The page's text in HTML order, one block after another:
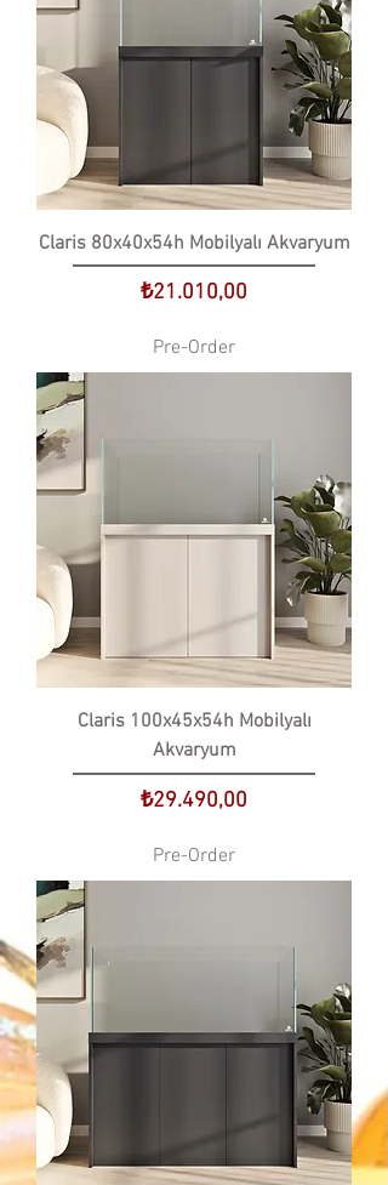
Claris 80x40x54h Mobilyalı Akvaryum
Price
₺21.010,00
Pre-Order
Claris 100x45x54h Mobilyalı
Akvaryum
Price
₺29.490,00
Pre-Order